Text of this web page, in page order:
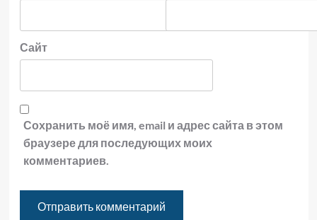
Сайт
Сохранить моё имя, email и адрес сайта в этом
браузере для последующих моих
комментариев.